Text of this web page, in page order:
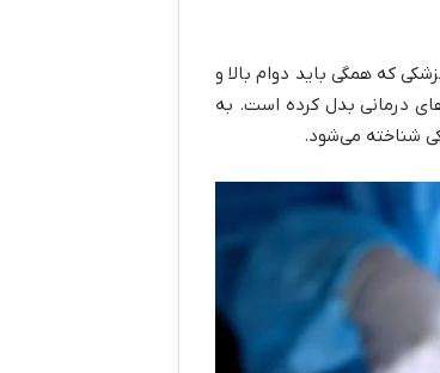
که همگی باید دوام بالا و
درمانی بدل کرده است. به
شناخته می‌شود.